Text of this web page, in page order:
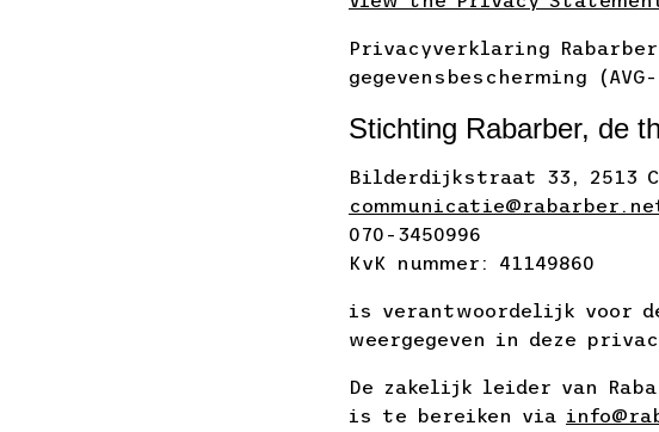
Privacyverklaring
gegevensbescherming
Stichting Rabarber, de
Bilderdijkstraat 33, 2513
070-3450996
KvK nummer: 41149860
is verantwoordelijk voor
weergegeven in deze
De zakelijk leider van
is te bereiken via